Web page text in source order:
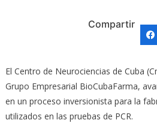
Compartir
El Centro de Neurociencias de Cuba
Grupo Empresarial BioCubaFarma,
en un proceso inversionista para la
utilizados en las pruebas de PCR.